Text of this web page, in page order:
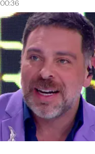
00:36